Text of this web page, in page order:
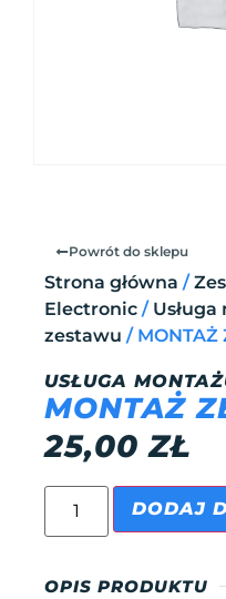
Powrót do sklepu
Strona główna /
Electronic /
zestawu / MONTAŻ
USŁUGA
MONTAŻ
25,00ZŁ
DODAJ
OPIS PRODUKTU